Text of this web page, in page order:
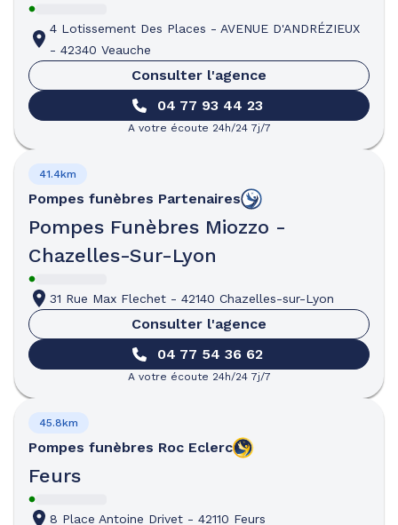
4 Lotissement Des Places - AVENUE D'ANDRÉZIEUX
- 42340 Veauche
Consulter l'agence
04 77 93 44 23
A votre écoute 24h/24 7j/7
Pompes funèbres Partenaires
Pompes Funèbres Miozzo -
Chazelles-Sur-Lyon
41.4km
31 Rue Max Flechet - 42140 Chazelles-sur-Lyon
Consulter l'agence
04 77 54 36 62
A votre écoute 24h/24 7j/7
Pompes funèbres Roc Eclerc
Feurs
45.8km
8 Place Antoine Drivet - 42110 Feurs